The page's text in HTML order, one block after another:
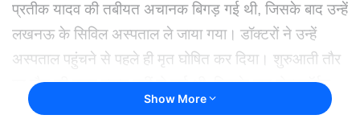
प्रतीक यादव की तबीयत अचानक बिगड़ गई थी, जिसके बाद उन्हें
लखनऊ के सिविल अस्पताल ले जाया गया। डॉक्टरों ने उन्हें
अस्पताल पहुंचने से पहले ही मृत घोषित कर दिया। शुरुआती तौर
पर मौत की वजह स्पष्ट नहीं हो पाई थी, जिसके बाद पोस्टमॉर्टम
कराया गया।
Prateek Yadav Postmortem Report
Show More